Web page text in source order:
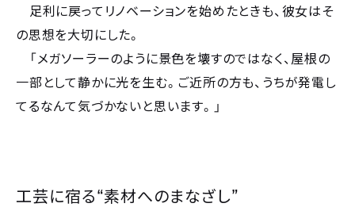
足利に戻ってリノベーションを始めたときも、彼女はそ
の思想を大切にした。
「メガソーラーのように景色を壊すのではなく、屋根の
一部として静かに光を生む。ご近所の方も、うちが発電し
てるなんて気づかないと思います。」
工芸に宿る“素材へのまなざし”